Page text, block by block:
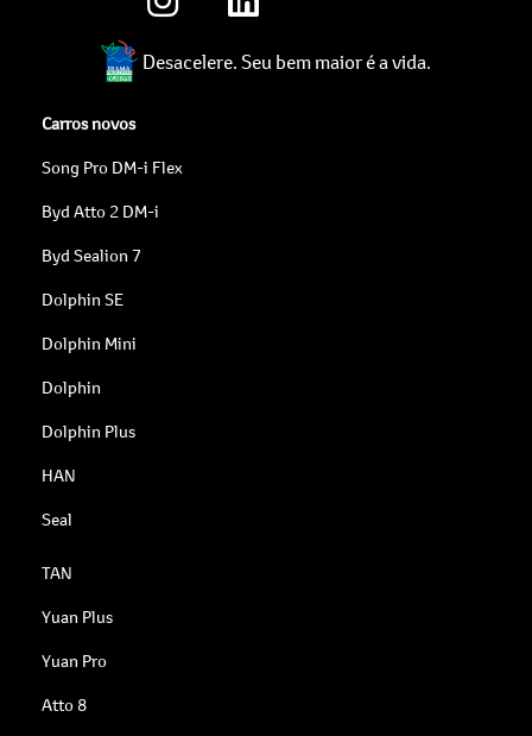
Desacelere. Seu bem maior é a vida.
Carros novos
Song Pro DM-i Flex
Byd Atto 2 DM-i
Byd Sealion 7
Dolphin SE
Dolphin Mini
Dolphin
Dolphin Plus
HAN
Seal
TAN
Yuan Plus
Yuan Pro
Atto 8